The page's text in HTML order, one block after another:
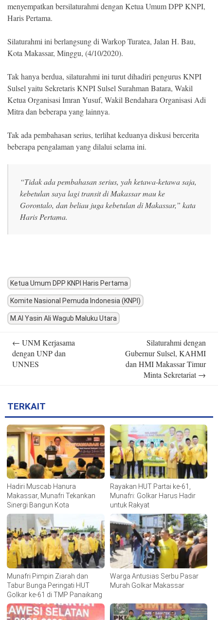
menyempatkan bersilaturahmi dengan Ketua Umum DPP KNPI,
Haris Pertama.
Silaturahmi ini berlangsung di Warkop Turatea, Jalan H. Bau,
Kota Makassar, Minggu, (4/10/2020).
Tak hanya berdua, silaturahmi ini turut dihadiri pengurus KNPI
Sulsel yaitu Sekretaris KNPI Sulsel Surahman Batara, Wakil
Ketua Organisasi Imran Yusuf, Wakil Bendahara Organisasi Adi
Mitra dan beberapa yang lainnya.
Tak ada pembahasan serius, terlihat keduanya diskusi bercerita
beberapa pengalaman yang dilalui selama ini.
“Tidak ada pembahasan serius, yah ketawa-ketawa saja,
kebetulan saya lagi transit di Makassar mau ke
Gorontalo, dan beliau juga kebetulan di Makassar,” kata
Haris Pertama.
Ketua Umum DPP KNPI Haris Pertama
Komite Nasional Pemuda Indonesia (KNPI)
M.Al Yasin Ali Wagub Maluku Utara
navigation
← UNM Kerjasama
dengan UNP dan
UNNES
Silaturahmi dengan
Gubernur Sulsel, KAHMI
dan HMI Makassar Timur
Minta Sekretariat→
TERKAIT
Hadiri Muscab Hanura
Makassar, Munafri Tekankan
Sinergi Bangun Kota
Rayakan HUT Partai ke-61,
Munafri: Golkar Harus Hadir
untuk Rakyat
Munafri Pimpin Ziarah dan
Tabur Bunga Peringati HUT
Golkar ke-61 di TMP Panaikang
Warga Antusias Serbu Pasar
Murah Golkar Makassar